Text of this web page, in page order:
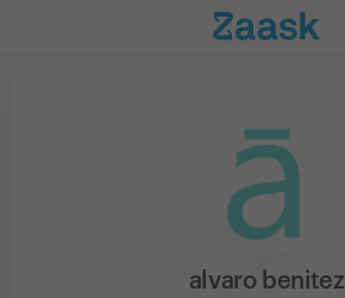
alvaro benitez